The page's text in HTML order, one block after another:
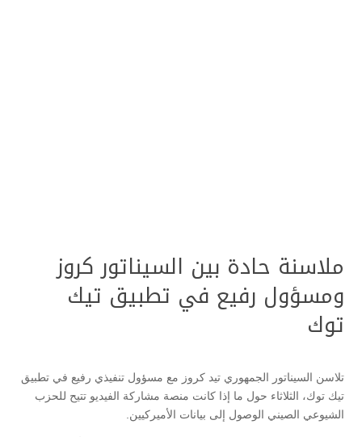
ملاسنة حادة بين السيناتور كروز
ومسؤول رفيع في تطبيق تيك
توك
تلاسن السيناتور الجمهوري تيد كروز مع مسؤول تنفيذي رفيع في تطبيق
تيك توك، الثلاثاء حول ما إذا كانت منصة مشاركة الفيديو تتيح للحزب
الشيوعي الصيني الوصول إلى بيانات الأميركيين.